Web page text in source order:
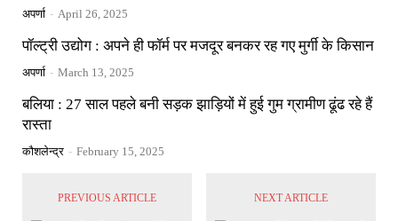
अपर्णा - April 26, 2025
पॉल्ट्री उद्योग : अपने ही फॉर्म पर मजदूर बनकर रह गए मुर्गी के किसान
अपर्णा - March 13, 2025
बलिया : 27 साल पहले बनी सड़क झाड़ियों में हुई गुम ग्रामीण ढूंढ रहे हैं
रास्ता
कौशलेन्द्र - February 15, 2025
PREVIOUS ARTICLE NEXT ARTICLE